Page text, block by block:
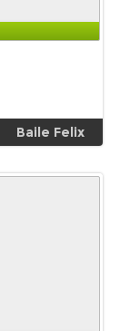
Baile Felix